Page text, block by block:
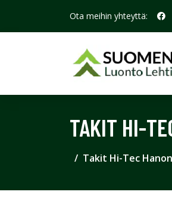
Ota meihin yhteyttä:
TAKIT HI-
Takit Hi-Tec